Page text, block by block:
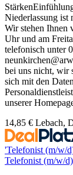
Niederlassung ist
Wir stehen Ihnen
Uhr und am
telefonisch unter
bei uns nicht, wir
sich mit den
unserer
14,85 € Lebach,
'Telefonist (m/w/
Telefonist (m/w/d)